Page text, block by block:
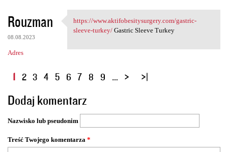
Rouzman
08.08.2023
Adres
https://www
https://www.aktifobesitysurgery.com/gastric-
sleeve-turkey/Gastric Sleeve Turkey
S
r
o
n
y
1 2 3 4 5 6 7 8 9 …
Dodaj komentarz
Nazwisko lub pseudonim
Treść Twojego komentarza *